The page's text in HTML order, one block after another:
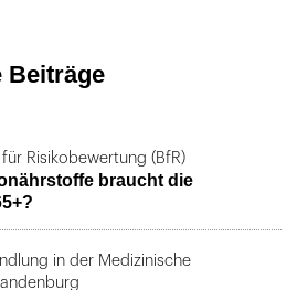
Beiträge
Risikobewertung (BfR)
braucht die
in der Medizinische